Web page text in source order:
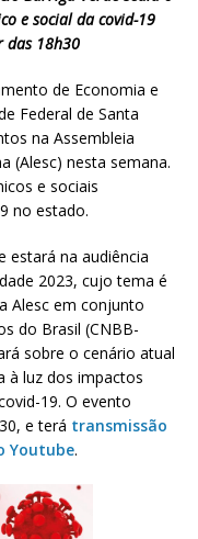
e social da covid-19
das 18h30
de Economia e
Federal de Santa
na Assembleia
(Alesc) nesta semana.
e sociais
no estado.
estará na audiência
2023, cujo tema é
Alesc em conjunto
do Brasil (CNBB-
sobre o cenário atual
à luz dos impactos
19. O evento
e terá transmissão
Youtube.